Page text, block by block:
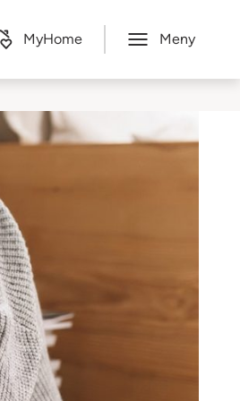
MyHome Meny